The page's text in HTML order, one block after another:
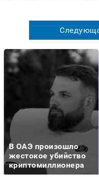
В ОАЭ произошло
жестокое убийство
криптомиллионера